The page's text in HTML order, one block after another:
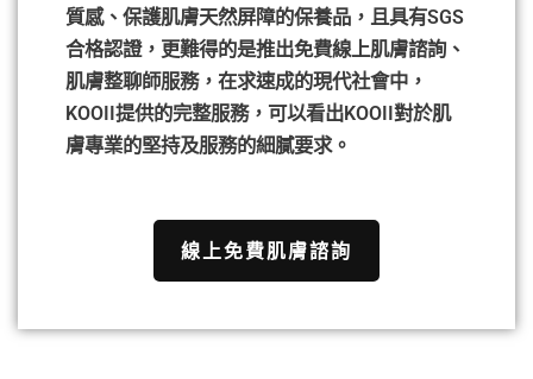
質感、保護肌膚天然屏障的保養品，且具有SGS
合格認證，更難得的是推出免費線上肌膚諮詢、
肌膚整聊師服務，在求速成的現代社會中，
KOOII提供的完整服務，可以看出KOOII對於肌
膚專業的堅持及服務的細膩要求。
線上免費肌膚諮詢